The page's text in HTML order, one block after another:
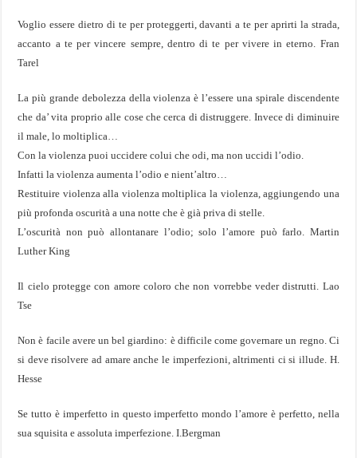
Voglio essere dietro di te per proteggerti, davanti a te per aprirti la strada,
accanto a te per vincere sempre, dentro di te per vivere in eterno. Fran
Tarel
La più grande debolezza della violenza è l’essere una spirale discendente
che da’ vita proprio alle cose che cerca di distruggere. Invece di diminuire
il male, lo moltiplica…
Con la violenza puoi uccidere colui che odi, ma non uccidi l’odio.
Infatti la violenza aumenta l’odio e nient’altro…
Restituire violenza alla violenza moltiplica la violenza, aggiungendo una
più profonda oscurità a una notte che è già priva di stelle.
L’oscurità non può allontanare l’odio; solo l’amore può farlo. Martin
Luther King
Il cielo protegge con amore coloro che non vorrebbe veder distrutti. Lao
Tse
Non è facile avere un bel giardino: è difficile come governare un regno. Ci
si deve risolvere ad amare anche le imperfezioni, altrimenti ci si illude. H.
Hesse
Se tutto è imperfetto in questo imperfetto mondo l’amore è perfetto, nella
sua squisita e assoluta imperfezione. I.Bergman